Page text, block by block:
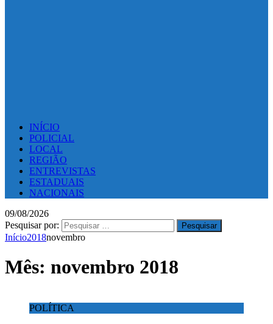
INÍCIO
POLICIAL
LOCAL
REGIÃO
ENTREVISTAS
ESTADUAIS
NACIONAIS
09/08/2026
Pesquisar por:
Início2018novembro
Mês: novembro 2018
POLÍTICA